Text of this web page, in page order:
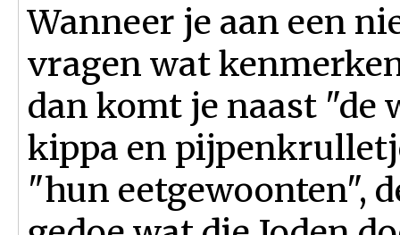
Wanneer je aan een
vragen wat
dan komt je naast "de
kippa en
"hun eetgewoonten",